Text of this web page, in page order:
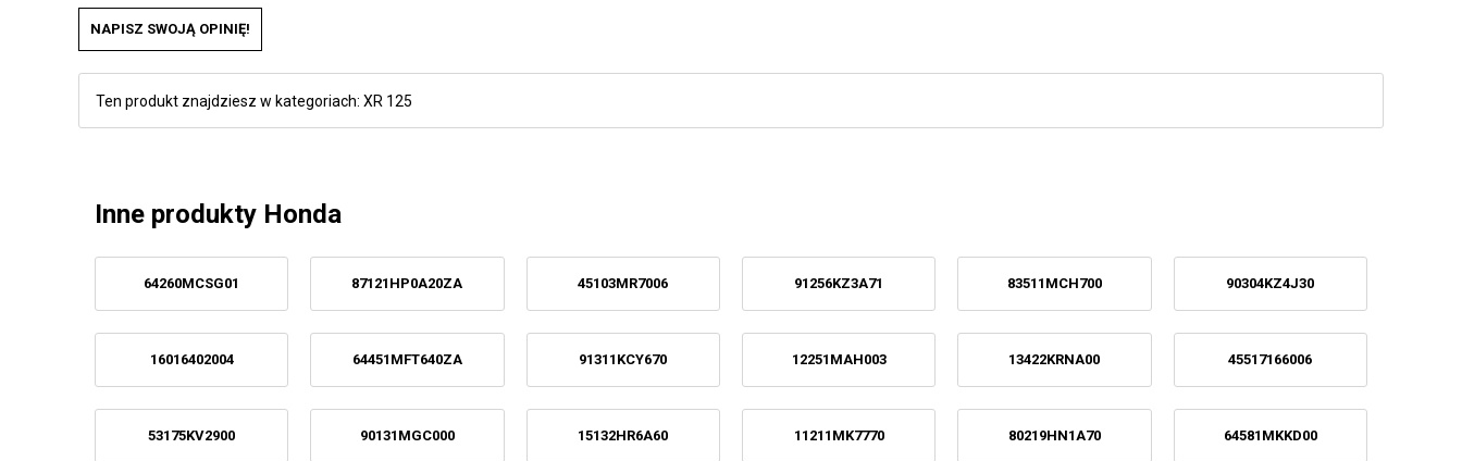
NAPISZ SWOJĄ OPINIĘ!
Ten produkt znajdziesz w kategoriach: XR 125
Inne produkty Honda
64260MCSG01 87121HP0A20ZA 45103MR7006 91256KZ3A71 83511MCH700 90304KZ4J30
16016402004 64451MFT640ZA 91311KCY670 12251MAH003 13422KRNA00 45517166006
53175KV2900 90131MGC000 15132HR6A60 11211MK7770 80219HN1A70 64581MKKD00